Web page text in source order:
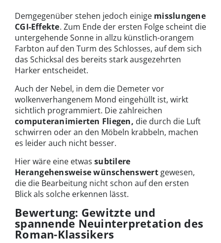
Demgegenüber stehen jedoch einige misslungene
CGI-Effekte. Zum Ende der ersten Folge scheint die
untergehende Sonne in allzu künstlich-orangem
Farbton auf den Turm des Schlosses, auf dem sich
das Schicksal des bereits stark ausgezehrten
Harker entscheidet.
Auch der Nebel, in dem die Demeter vor
wolkenverhangenem Mond eingehüllt ist, wirkt
sichtlich programmiert. Die zahlreichen
computeranimierten Fliegen, die durch die Luft
schwirren oder an den Möbeln krabbeln, machen
es leider auch nicht besser.
Hier wäre eine etwas subtilere
Herangehensweise wünschenswertgewesen,
die die Bearbeitung nicht schon auf den ersten
Blick als solche erkennen lässt.
Bewertung: Gewitzte und
spannende Neuinterpretation des
Roman-Klassikers